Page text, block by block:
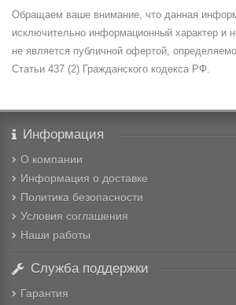
Обращаем ваше внимание, что данная
исключительно информационный характер и
не является публичной офертой,
Статьи 437 (2) Гражданского кодекса РФ.
Информация
О компании
Информация о доставке
Политика безопасности
Условия соглашения
Наши работы
Служба поддержки
Гарантия